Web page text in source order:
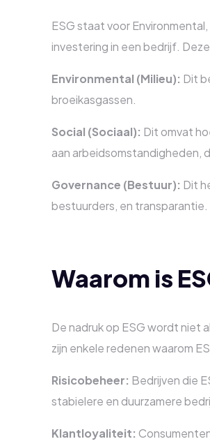
ESG staat voor
investering in een bedrijf.
Environmental (Milieu): Dit
broeikasgassen.
Social (Sociaal): Dit omvat
aan arbeidsomstandigheden,
Governance (Bestuur): Dit
bestuurders, en transparantie.
Waarom is
De nadruk op ESG wordt niet
zijn enkele redenen waarom
Risicobeheer: Bedrijven die
stabielere en duurzamere
Klantloyaliteit: